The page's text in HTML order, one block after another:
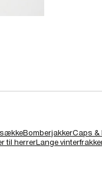
BomberjakkerCaps &
til herrerLange